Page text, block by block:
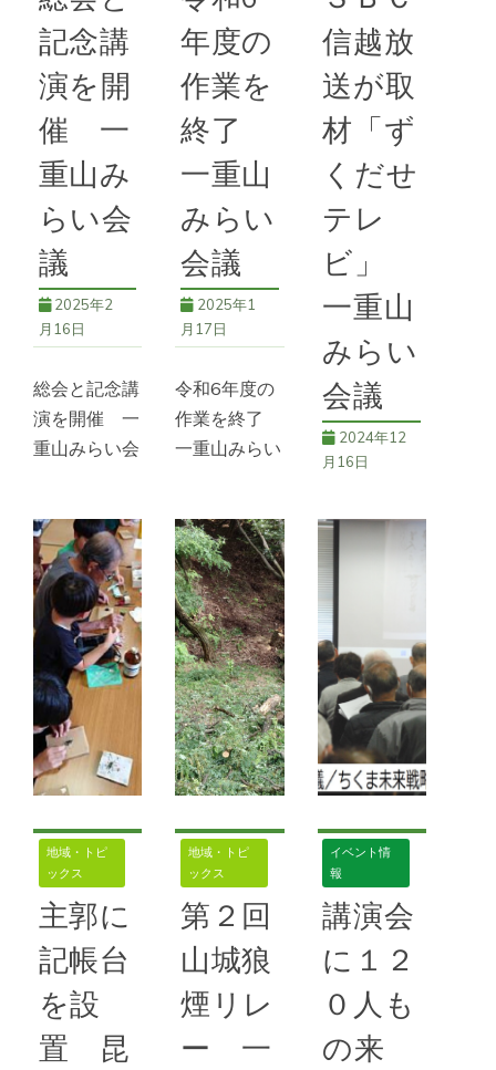
続きを読む
65号, 一重山
みらい会議
会議」に出
席。会議は屋
設事務所で行
われ、県長野
続きを読む
63号,
一重山
みらい会議
連携, 環境保護
続きを読む
62号 ,一重山
みらい会議
記念講
演を開
催 一
重山み
らい会
議
2025年2
月16日
総会と記念講
演を開催 一
重山みらい会
民交流センタ
ー「てとて」
で一重山みら
い会議の総会
と記念講演
「一重山と千
曲川」を開催
する。講演会
の講師は信州
で真言宗智山
派・明徳
続きを読む
61号 ,一重山
みらい会議
年度の
作業を
終了
一重山
みらい
会議
2025年1
月17日
令和6年度の
作業を終了
一重山みらい
最終作業を戦
歿者遺族会と
共に実施。矢
代神社の広場
の草刈りや斜
面の眺望伐採
のほか、植栽
されたツツジ
に絡まったツ
た。遺族会は
神社にキ
続きを読む
60号 ,一重山
みらい会議
,講演
信越放
送が取
材「ず
くだせ
テレ
ビ」
一重山
みらい
会議
2024年12
月16日
ＳＢＣ信越放
送が取材 一
重山みらい会
議 一重山
みらい会議が
ＳＢＣ信越放
送の情報番組
「ずくだせテ
レビ」の取材
を受けた。イ
を見た番組ス
タッフからコ
ンタクトがあ
日に飯塚敏文
アナが屋
続きを読む
地域・トピ
ックス
主郭に
記帳台
を設
置 昆
地域・トピ
ックス
第２回
山城狼
煙リレ
ー 一
イベント情
報
講演会
に１２
０人も
の来